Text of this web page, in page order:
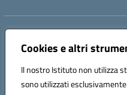
Cookies e altri
Il nostro Istituto non utilizza
sono utilizzati
Indirizzo:
Centralino:0832/346889 Email:
Codice fiscale: 93173040754